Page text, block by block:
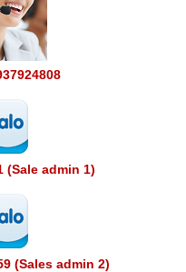
(Sale admin 1)
(Sales admin 2)